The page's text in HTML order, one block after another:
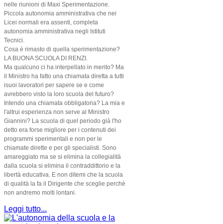
nelle riunioni di Maxi Sperimentazione.
Piccola autonomia amministrativa che nei
Licei normali era assenti, completa
autonomia amministrativa negli Istituti
Tecnici.
Cosa è rimasto di quella sperimentazione?
LA BUONA SCUOLA DI RENZI.
Ma qualcuno ci ha interpellato in merito? Ma
il Ministro ha fatto una chiamata diretta a tutti
isuoi lavoratori per sapere se e come
avrebbero visto la loro scuola del futuro?
Intendo una chiamata obbligatoria? La mia e
l'altrui esperienza non serve al Ministro
Giannini? La scuola di quel periodo già l'ho
detto era forse migliore per i contenuti dei
programmi sperimentali e non per le
chiamate dirette e per gli specialisti. Sono
amareggiato ma se si elimina la collegialità
dalla scuola si elimina il contraddittorio e la
libertà educativa. E non ditemi che la scuola
di qualità la fa il Dirigente che sceglie perchè
non andremo molti lontani.
Leggi tutto...